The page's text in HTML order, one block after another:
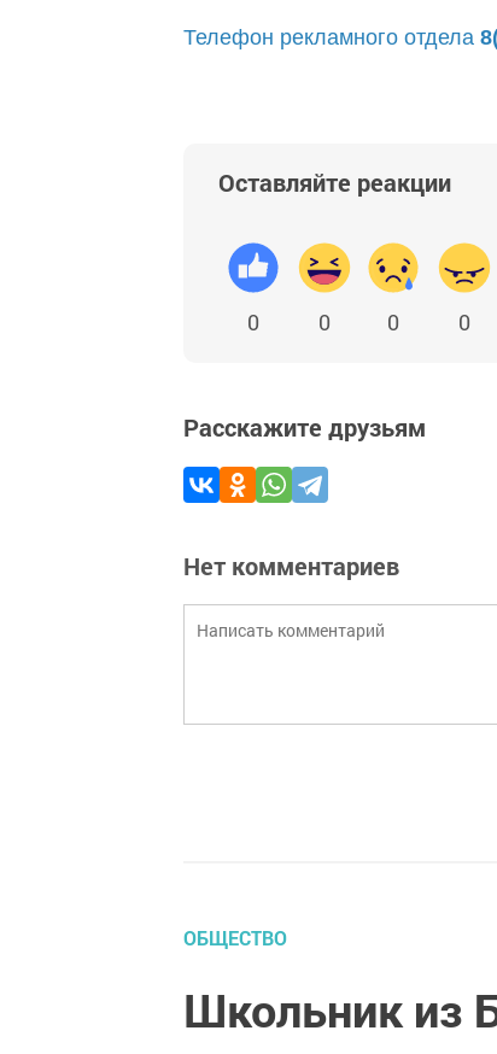
Телефон рекламного отдела
Оставляйте реакции
0 0 0 0
Расскажите друзьям
Нет комментариев
ОБЩЕСТВО
Школьник из